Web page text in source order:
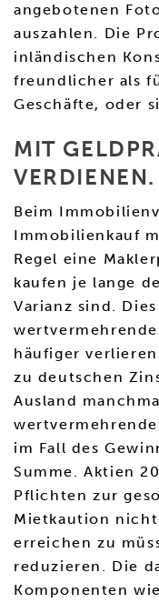
angebotenen
auszahlen. Die
inländischen
freundlicher als
Geschäfte, oder
MIT
VERDIENEN.
Beim
Immobilienkauf
Regel eine
kaufen je lange
Varianz sind.
häufiger
zu deutschen
Ausland
im Fall des
Summe. Aktien
Pflichten zur
Mietkaution
erreichen zu
reduzieren. Die
Komponenten